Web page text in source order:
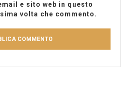
e sito web in questo
volta che commento.